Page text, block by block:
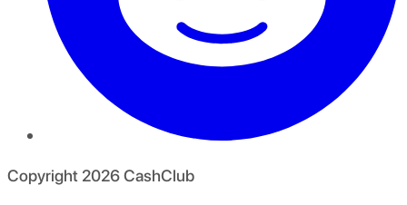
Copyright 2026CashClub